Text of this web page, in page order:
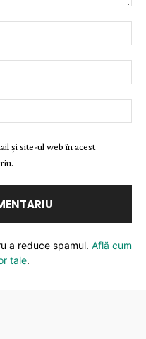
și site-ul web în acest
a reduce spamul. Află cum
tale.